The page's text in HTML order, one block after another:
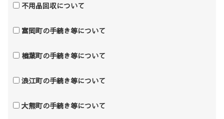
不用品回収について
富岡町の手続き等について
楢葉町の手続き等について
浪江町の手続き等について
大熊町の手続き等について